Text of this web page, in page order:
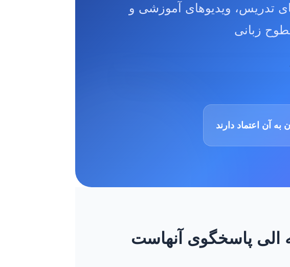
تدریس، ویدیوهای آموزشی و
زبانی
الی پاسخگوی آنهاست